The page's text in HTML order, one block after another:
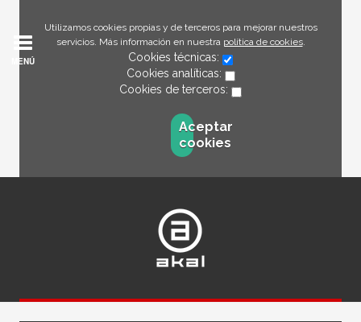
Utilizamos cookies propias y de terceros para mejorar nuestros
servicios. Más información en nuestra política de cookies.
Cookies técnicas:
Cookies analíticas:
Cookies de terceros:
Aceptar
cookies
MENÚ